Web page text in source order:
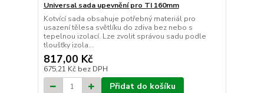
Universal sada upevnění pro TI 160mm
Kotvící sada obsahuje potřebný materiál pro
usazení tělesa světlíku do zdiva bez nebo s
tepelnou izolací. Lze zvolit správou sadu podle
tloušťky izola...
817,00 Kč
675,21 Kč bez DPH
Přidat do košíku